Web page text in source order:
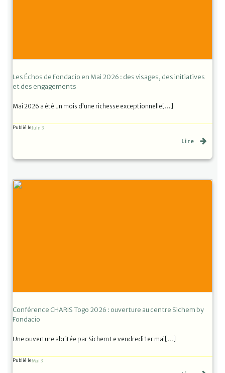
Les Échos de Fondacio en Mai 2026 : des visages, des initiatives
et des engagements
Mai 2026 a été un mois d’une richesse exceptionnelle[…]
Publié leJuin 3
Lire
Conférence CHARIS Togo 2026 : ouverture au centre Sichem by
Fondacio
Une ouverture abritée par Sichem Le vendredi 1er mai[…]
Publié leMai 3